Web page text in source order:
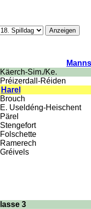
Käerch-Sim./Ke.
Préizerdall-Réiden
Harel
Brouch
E. Useldéng-Heischent
Pärel
Stengefort
Folschette
Ramerech
Gréivels
3